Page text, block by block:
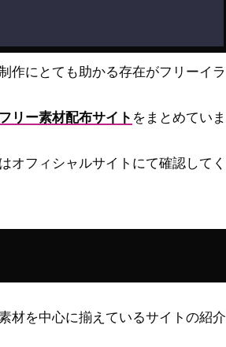
作にとても助かる存在がフリーイラ
リー素材配布サイト をまとめていま
オフィシャルサイトにて確認してく
材を中心に揃えているサイトの紹介